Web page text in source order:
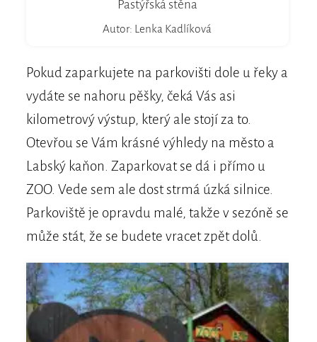
Pastýřská stěna
Autor: Lenka Kadlíková
Pokud zaparkujete na parkovišti dole u řeky a
vydáte se nahoru pěšky, čeká Vás asi
kilometrový výstup, který ale stojí za to.
Otevřou se Vám krásné výhledy na město a
Labský kaňon. Zaparkovat se dá i přímo u
ZOO. Vede sem ale dost strmá úzká silnice.
Parkoviště je opravdu malé, takže v sezóně se
může stát, že se budete vracet zpět dolů.